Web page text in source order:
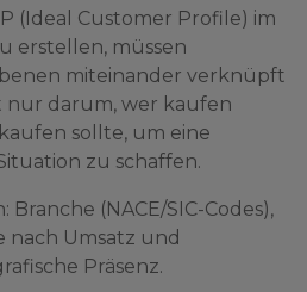
(Ideal Customer Profile) im
erstellen, müssen
miteinander verknüpft
nur darum, wer kaufen
sollte, um eine
zu schaffen.
Branche (NACE/SIC-Codes),
Umsatz und
Präsenz.